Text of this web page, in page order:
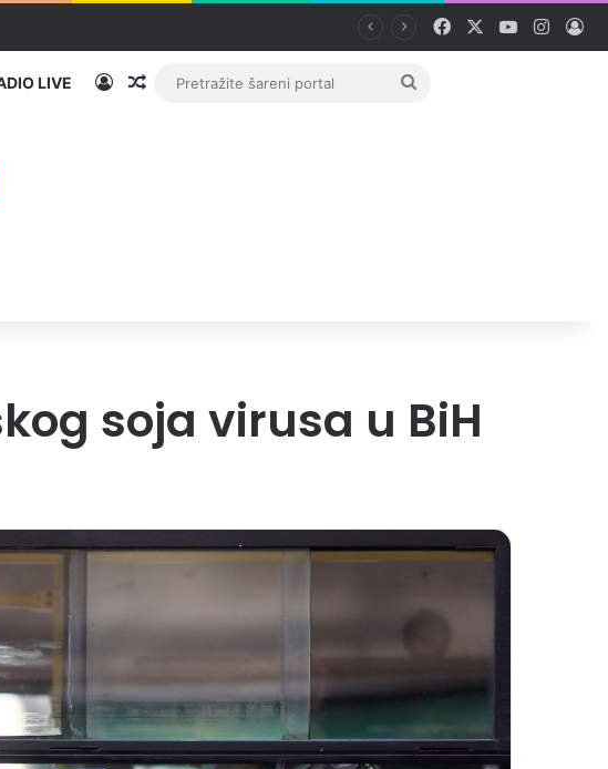
Facebook YouTube
LIVE PrijavaRandom članak
Pretražite
soja virusa u BiH